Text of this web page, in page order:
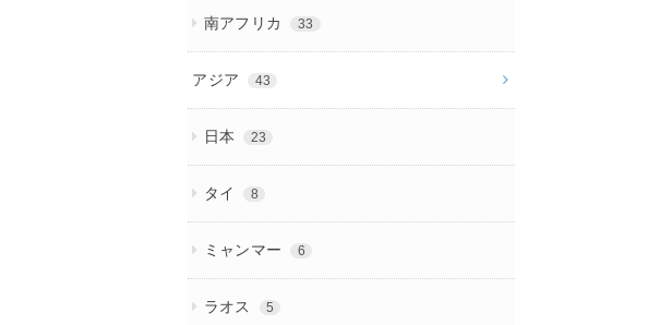
南アフリカ 33
アジア 43
日本 23
タイ 8
ミャンマー 6
ラオス 5